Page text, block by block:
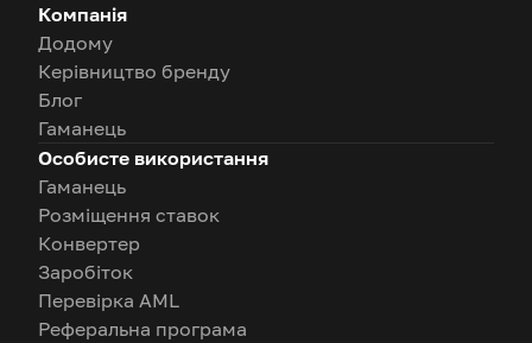
Компанія
Додому
Керівництво бренду
Блог
Гаманець
Особисте використання
Гаманець
Розміщення ставок
Конвертер
Заробіток
Перевірка AML
Реферальна програма